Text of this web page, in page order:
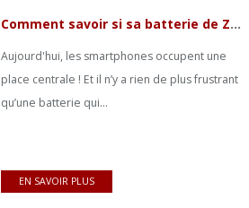
Comment savoir si sa batterie de Zenfone est morte ?
Aujourd'hui, les smartphones occupent une
place centrale ! Et il n’y a rien de plus frustrant
qu’une batterie qui...
EN SAVOIR PLUS